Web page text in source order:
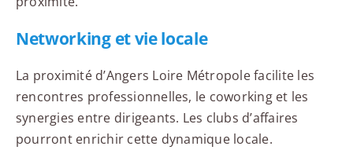
Networking et vie locale
La proximité d’Angers Loire Métropole facilite les
rencontres professionnelles, le coworking et les
synergies entre dirigeants. Les clubs d’affaires
pourront enrichir cette dynamique locale.